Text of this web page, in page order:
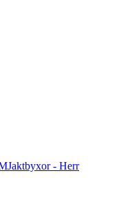
Jaktbyxor - Herr